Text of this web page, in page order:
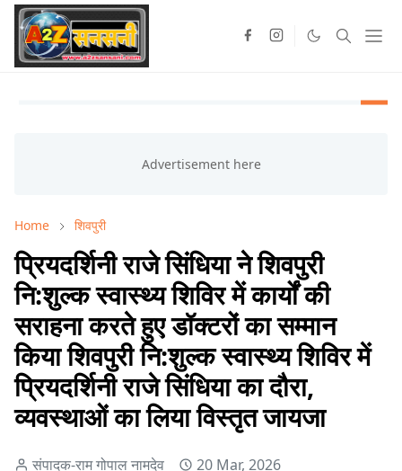
Home शिवपुरी
प्रियदर्शिनी राजे सिंधिया ने शिवपुरी
नि:शुल्क स्वास्थ्य शिविर में कार्यों की
सराहना करते हुए डॉक्टरों का सम्मान
किया शिवपुरी नि:शुल्क स्वास्थ्य शिविर में
प्रियदर्शिनी राजे सिंधिया का दौरा,
व्यवस्थाओं का लिया विस्तृत जायजा
संपादक-राम गोपाल नामदेव 20 Mar, 2026